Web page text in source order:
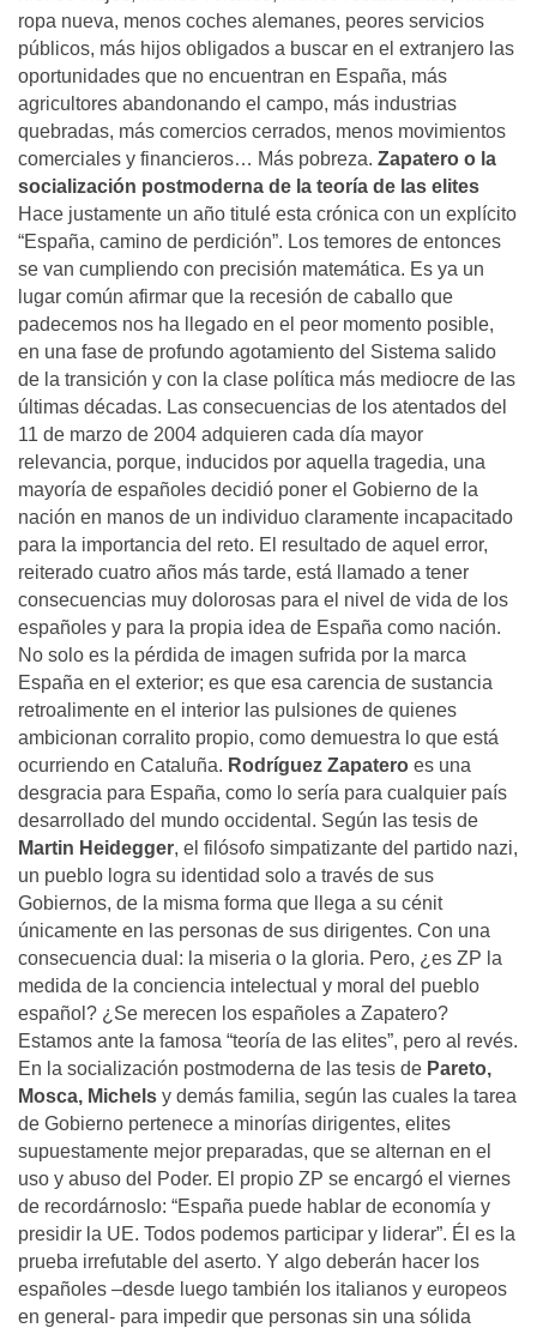
ropa nueva, menos coches alemanes, peores servicios
públicos, más hijos obligados a buscar en el extranjero las
oportunidades que no encuentran en España, más
agricultores abandonando el campo, más industrias
quebradas, más comercios cerrados, menos movimientos
comerciales y financieros… Más pobreza. Zapatero o la
socialización postmoderna de la teoría de las elites
Hace justamente un año titulé esta crónica con un explícito
“España, camino de perdición”. Los temores de entonces
se van cumpliendo con precisión matemática. Es ya un
lugar común afirmar que la recesión de caballo que
padecemos nos ha llegado en el peor momento posible,
en una fase de profundo agotamiento del Sistema salido
de la transición y con la clase política más mediocre de las
últimas décadas. Las consecuencias de los atentados del
11 de marzo de 2004 adquieren cada día mayor
relevancia, porque, inducidos por aquella tragedia, una
mayoría de españoles decidió poner el Gobierno de la
nación en manos de un individuo claramente incapacitado
para la importancia del reto. El resultado de aquel error,
reiterado cuatro años más tarde, está llamado a tener
consecuencias muy dolorosas para el nivel de vida de los
españoles y para la propia idea de España como nación.
No solo es la pérdida de imagen sufrida por la marca
España en el exterior; es que esa carencia de sustancia
retroalimente en el interior las pulsiones de quienes
ambicionan corralito propio, como demuestra lo que está
ocurriendo en Cataluña. Rodríguez Zapatero es una
desgracia para España, como lo sería para cualquier país
desarrollado del mundo occidental. Según las tesis de
Martin Heidegger, el filósofo simpatizante del partido nazi,
un pueblo logra su identidad solo a través de sus
Gobiernos, de la misma forma que llega a su cénit
únicamente en las personas de sus dirigentes. Con una
consecuencia dual: la miseria o la gloria. Pero, ¿es ZP la
medida de la conciencia intelectual y moral del pueblo
español? ¿Se merecen los españoles a Zapatero?
Estamos ante la famosa “teoría de las elites”, pero al revés.
En la socialización postmoderna de las tesis de Pareto,
Mosca, Michels y demás familia, según las cuales la tarea
de Gobierno pertenece a minorías dirigentes, elites
supuestamente mejor preparadas, que se alternan en el
uso y abuso del Poder. El propio ZP se encargó el viernes
de recordárnoslo: “España puede hablar de economía y
presidir la UE. Todos podemos participar y liderar”. Él es la
prueba irrefutable del aserto. Y algo deberán hacer los
españoles –desde luego también los italianos y europeos
en general- para impedir que personas sin una sólida